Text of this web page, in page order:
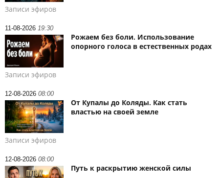
Записи эфиров
11-08-2026 19:30
Рожаем без боли. Использование
опорного голоса в естественных родах
Записи эфиров
12-08-2026 08:00
От Купалы до Коляды. Как стать
властью на своей земле
Записи эфиров
12-08-2026 08:00
Путь к раскрытию женской силы